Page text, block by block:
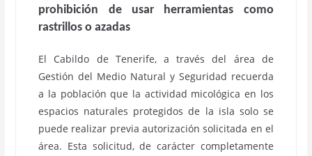
prohibición de usar herramientas como
rastrillos o azadas
El Cabildo de Tenerife, a través del área de
Gestión del Medio Natural y Seguridad recuerda
a la población que la actividad micológica en los
espacios naturales protegidos de la isla solo se
puede realizar previa autorización solicitada en el
área. Esta solicitud, de carácter completamente